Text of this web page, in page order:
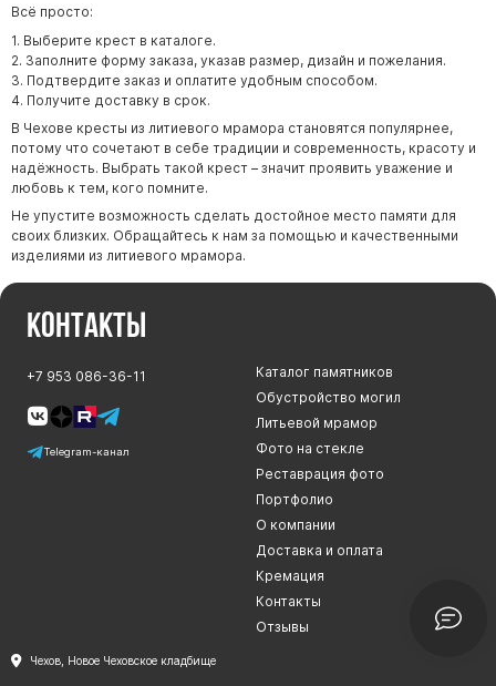
Всё просто:
1. Выберите крест в каталоге.
2. Заполните форму заказа, указав размер, дизайн и пожелания.
3. Подтвердите заказ и оплатите удобным способом.
4. Получите доставку в срок.
В Чехове кресты из литиевого мрамора становятся популярнее,
потому что сочетают в себе традиции и современность, красоту и
надёжность. Выбрать такой крест – значит проявить уважение и
любовь к тем, кого помните.
Не упустите возможность сделать достойное место памяти для
своих близких. Обращайтесь к нам за помощью и качественными
изделиями из литиевого мрамора.
Контакты
+7 953 086-36-11
Telegram-канал
Каталог памятников
Обустройство могил
Литьевой мрамор
Фото на стекле
Реставрация фото
Портфолио
О компании
Доставка и оплата
Кремация
Контакты
Отзывы
Чехов, Новое Чеховское кладбище